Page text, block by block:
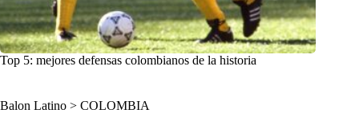
Top 5: mejores defensas colombianos de la historia
Balon Latino > COLOMBIA